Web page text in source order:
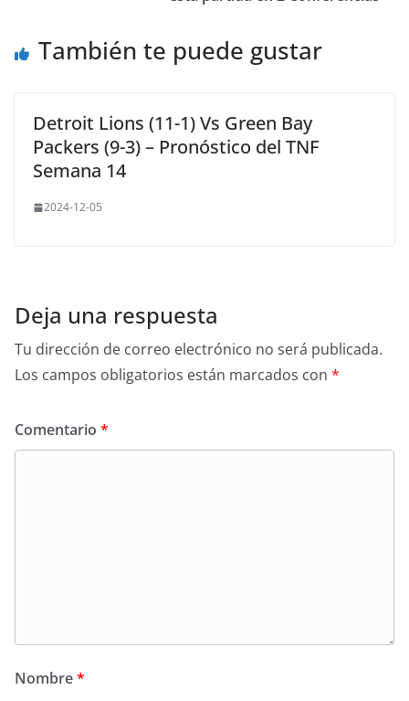
También te puede gustar
Detroit Lions (11-1) Vs Green Bay
Packers (9-3) – Pronóstico del TNF
Semana 14
2024-12-05
Deja una respuesta
Tu dirección de correo electrónico no será publicada.
Los campos obligatorios están marcados con *
Comentario *
Nombre*